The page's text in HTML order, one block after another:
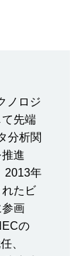
ノロジ
先端
分析関
進
2013年
たビ
参画
の
、